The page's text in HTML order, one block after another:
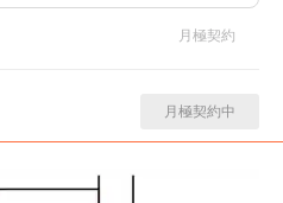
月極契約
月極契約中